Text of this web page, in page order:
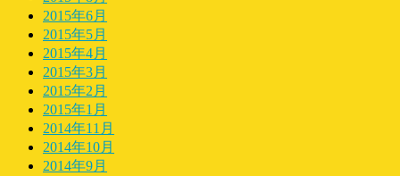
2015年6月
2015年5月
2015年4月
2015年3月
2015年2月
2015年1月
2014年11月
2014年10月
2014年9月